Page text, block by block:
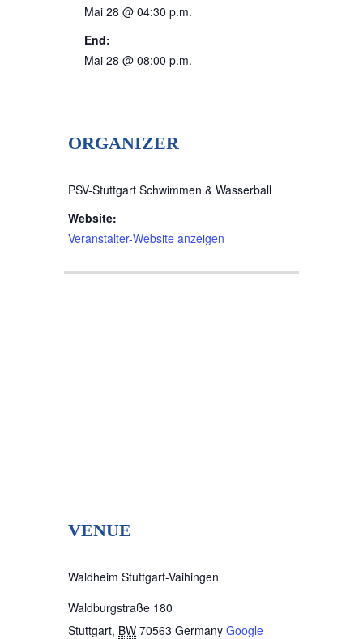
Mai 28 @ 04:30 p.m.
End:
Mai 28 @ 08:00 p.m.
ORGANIZER
PSV-Stuttgart Schwimmen & Wasserball
Website:
Veranstalter-Website anzeigen
VENUE
Waldheim Stuttgart-Vaihingen
Waldburgstraße 180
Stuttgart, BW 70563 Germany Google